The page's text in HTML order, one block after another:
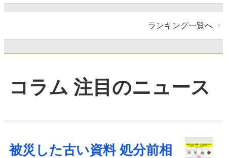
ランキング一覧へ
コラム 注目のニュース
被災した古い資料 処分前相